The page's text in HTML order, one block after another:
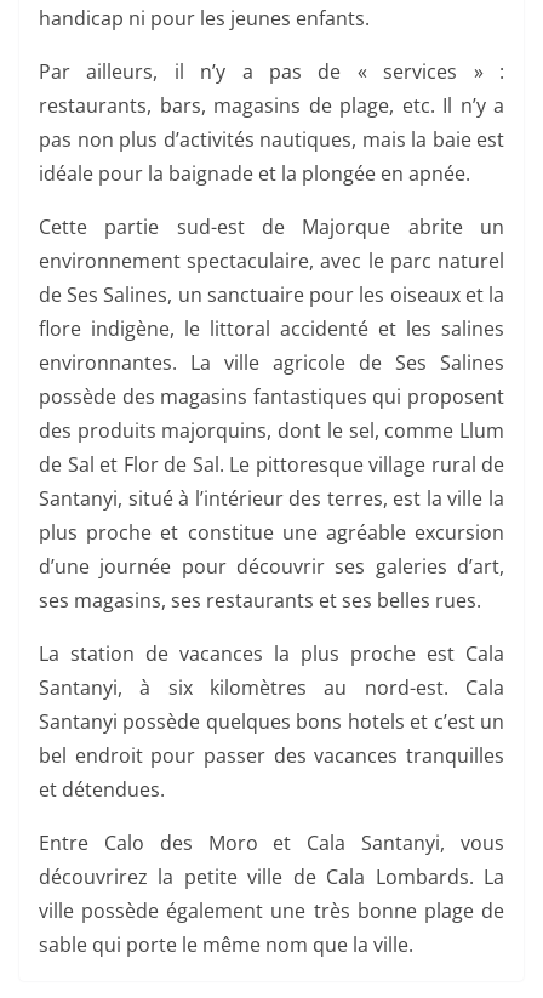
handicap ni pour les jeunes enfants.
Par ailleurs, il n’y a pas de « services » :
restaurants, bars, magasins de plage, etc. Il n’y a
pas non plus d’activités nautiques, mais la baie est
idéale pour la baignade et la plongée en apnée.
Cette partie sud-est de Majorque abrite un
environnement spectaculaire, avec le parc naturel
de Ses Salines, un sanctuaire pour les oiseaux et la
flore indigène, le littoral accidenté et les salines
environnantes. La ville agricole de Ses Salines
possède des magasins fantastiques qui proposent
des produits majorquins, dont le sel, comme Llum
de Sal et Flor de Sal. Le pittoresque village rural de
Santanyi, situé à l’intérieur des terres, est la ville la
plus proche et constitue une agréable excursion
d’une journée pour découvrir ses galeries d’art,
ses magasins, ses restaurants et ses belles rues.
La station de vacances la plus proche est Cala
Santanyi, à six kilomètres au nord-est. Cala
Santanyi possède quelques bons hotels et c’est un
bel endroit pour passer des vacances tranquilles
et détendues.
Entre Calo des Moro et Cala Santanyi, vous
découvrirez la petite ville de Cala Lombards. La
ville possède également une très bonne plage de
sable qui porte le même nom que la ville.